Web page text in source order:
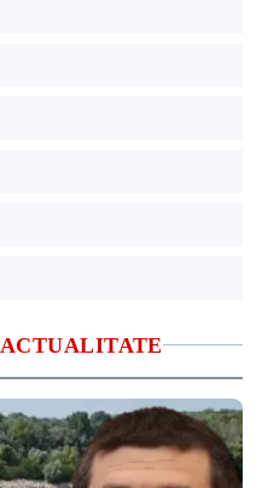
ACTUALITATE